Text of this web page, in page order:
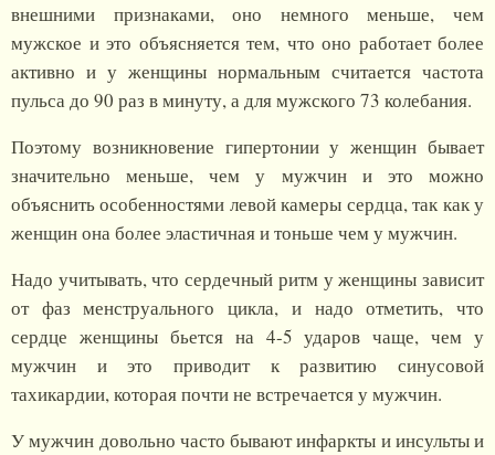
внешними признаками, оно немного меньше, чем
мужское и это объясняется тем, что оно работает более
активно и у женщины нормальным считается частота
пульса до 90 раз в минуту, а для мужского 73 колебания.
Поэтому возникновение гипертонии у женщин бывает
значительно меньше, чем у мужчин и это можно
объяснить особенностями левой камеры сердца, так как у
женщин она более эластичная и тоньше чем у мужчин.
Надо учитывать, что сердечный ритм у женщины зависит
от фаз менструального цикла, и надо отметить, что
сердце женщины бьется на 4-5 ударов чаще, чем у
мужчин и это приводит к развитию синусовой
тахикардии, которая почти не встречается у мужчин.
У мужчин довольно часто бывают инфаркты и инсульты и